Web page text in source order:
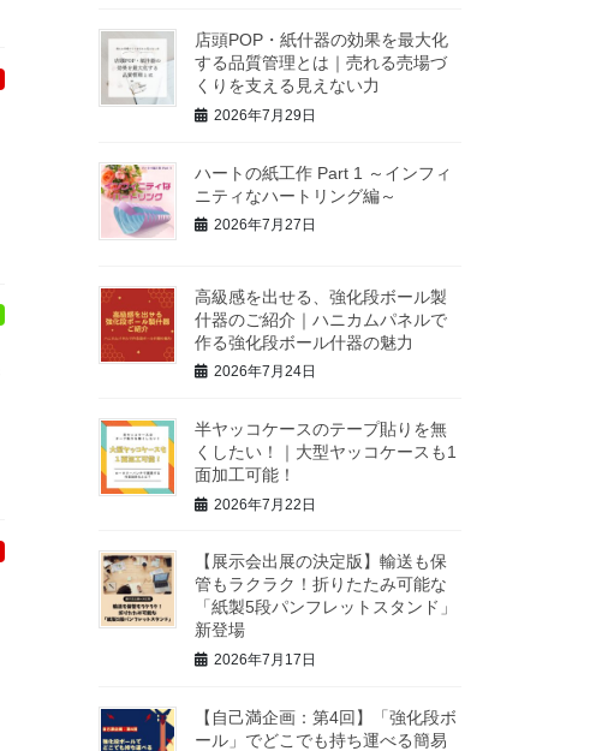
店頭POP・紙什器の効果を最大化
する品質管理とは｜売れる売場づ
くりを支える見えない力
2026年7月29日
ハートの紙工作 Part 1 ～インフィ
ニティなハートリング編～
2026年7月27日
高級感を出せる、強化段ボール製
什器のご紹介｜ハニカムパネルで
作る強化段ボール什器の魅力
2026年7月24日
半ヤッコケースのテープ貼りを無
くしたい！｜大型ヤッコケースも1
面加工可能！
2026年7月22日
【展示会出展の決定版】輸送も保
管もラクラク！折りたたみ可能な
「紙製5段パンフレットスタンド」
新登場
2026年7月17日
【自己満企画：第4回】「強化段ボ
ール」でどこでも持ち運べる簡易